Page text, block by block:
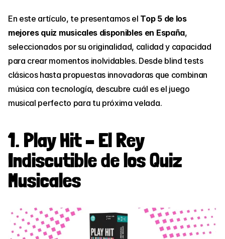
En este artículo, te presentamos el Top 5 de los
mejores quiz musicales disponibles en España,
seleccionados por su originalidad, calidad y capacidad
para crear momentos inolvidables. Desde blind tests
clásicos hasta propuestas innovadoras que combinan
música con tecnología, descubre cuál es el juego
musical perfecto para tu próxima velada.
1. Play Hit – El Rey
Indiscutible de los Quiz
Musicales